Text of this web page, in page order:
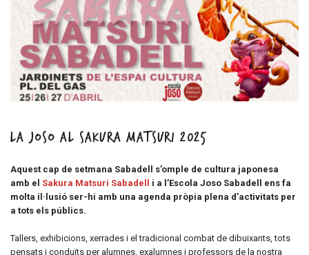
La Joso al Sakura Matsuri 2025
Aquest cap de setmana Sabadell s’omple de cultura japonesa
amb el Sakura Matsuri Sabadell
i a l’Escola Joso Sabadell ens fa
molta il·lusió ser-hi amb una agenda pròpia plena d’activitats per
a tots els públics.
Tallers, exhibicions, xerrades i el tradicional combat de dibuixants, tots
pensats i conduïts per alumnes, exalumnes i professors de la nostra